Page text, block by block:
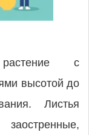
растение с
высотой до
Листья
заостренные,